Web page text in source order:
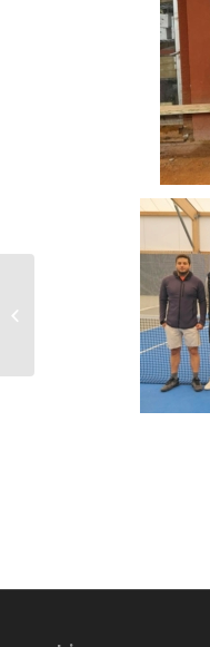
Championnat de